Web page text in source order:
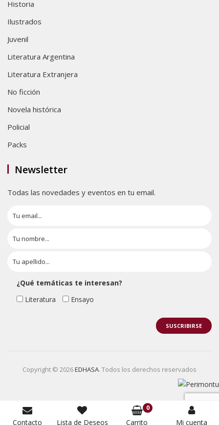
Historia
Ilustrados
Juvenil
Literatura Argentina
Literatura Extranjera
No ficción
Novela histórica
Policial
Packs
Newsletter
Todas las novedades y eventos en tu email.
¿Qué temáticas te interesan?
Literatura
Ensayo
Copyright © 2026EDHASA. Todos los derechos reservados
Contacto Lista de Deseos
0
Carrito Mi cuenta